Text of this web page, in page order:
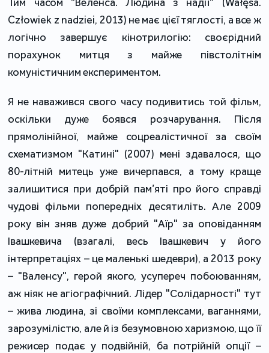
Człowiek z nadziei, 2013) не має цієї тяглості, а все ж
логічно завершує кінотрилогію: своєрідний
порахунок митця з майже півстолітнім
комуністичним експериментом.
Я не наважився свого часу подивитись той фільм,
оскільки дуже боявся розчарування. Після
прямолінійної, майже соцреалістичної за своїм
схематизмом "Катині" (2007) мені здавалося, що
80-літній митець уже вичерпався, а тому краще
залишитися при добрій пам’яті про його справді
чудові фільми попередніх десятиліть. Але 2009
року він зняв дуже добрий "Аїр" за оповіданням
Івашкевича (взагалі, весь Івашкевич у його
інтерпретаціях – це маленькі шедеври), а 2013 року
– "Валенсу", герой якого, усупереч побоюванням,
аж ніяк не агіографічний. Лідер "Солідарності" тут
– жива людина, зі своїми комплексами, ваганнями,
зарозумілістю, але й із безумовною харизмою, що її
режисер подає у подвійній, ба потрійній опції –